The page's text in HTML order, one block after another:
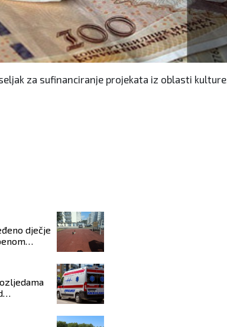
za sufinanciranje projekata iz oblasti kulture.
dječje